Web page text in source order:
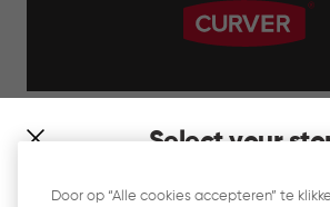
Select your
which store would you like
Door op “Alle cookies accepteren” te